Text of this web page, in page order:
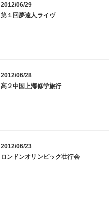
2012/06/29
第１回夢達人ライヴ
2012/06/28
高２中国上海修学旅行
2012/06/23
ロンドンオリンピック壮行会